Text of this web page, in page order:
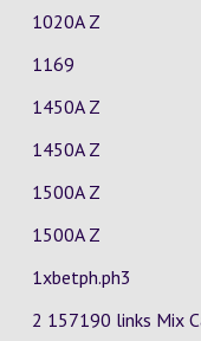
1020A Z
1169
1450A Z
1450A Z
1500A Z
1500A Z
1xbetph.ph3
2 157190 links Mix